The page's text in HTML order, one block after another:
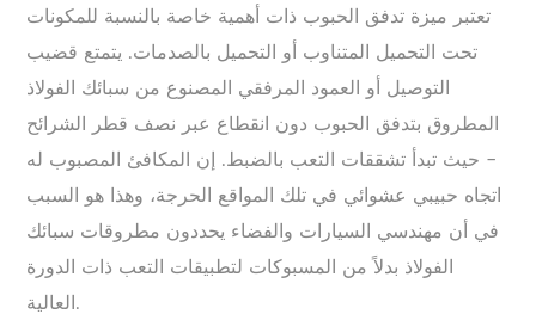
تعتبر ميزة تدفق الحبوب ذات أهمية خاصة بالنسبة للمكونات
تحت التحميل المتناوب أو التحميل بالصدمات. يتمتع قضيب
التوصيل أو العمود المرفقي المصنوع من سبائك الفولاذ
المطروق بتدفق الحبوب دون انقطاع عبر نصف قطر الشرائح
- حيث تبدأ تشققات التعب بالضبط. إن المكافئ المصبوب له
اتجاه حبيبي عشوائي في تلك المواقع الحرجة، وهذا هو السبب
في أن مهندسي السيارات والفضاء يحددون مطروقات سبائك
الفولاذ بدلاً من المسبوكات لتطبيقات التعب ذات الدورة
العالية.